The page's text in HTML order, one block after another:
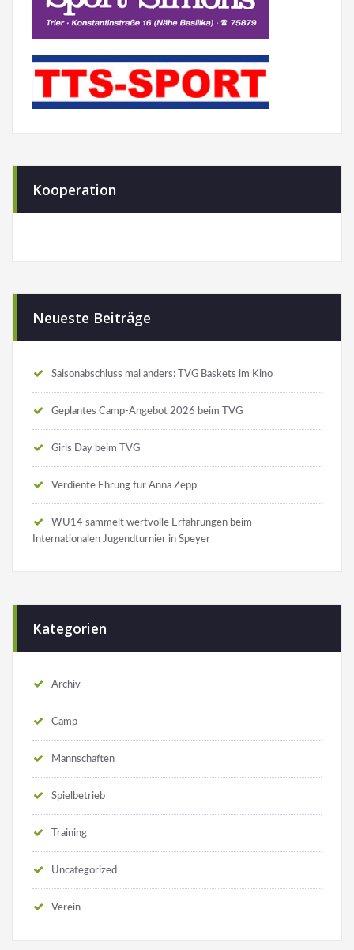
Kooperation
Neueste Beiträge
Saisonabschluss mal anders: TVG Baskets im Kino
Geplantes Camp-Angebot 2026 beim TVG
Girls Day beim TVG
Verdiente Ehrung für Anna Zepp
WU14 sammelt wertvolle Erfahrungen beim
Internationalen Jugendturnier in Speyer
Kategorien
Archiv
Camp
Mannschaften
Spielbetrieb
Training
Uncategorized
Verein